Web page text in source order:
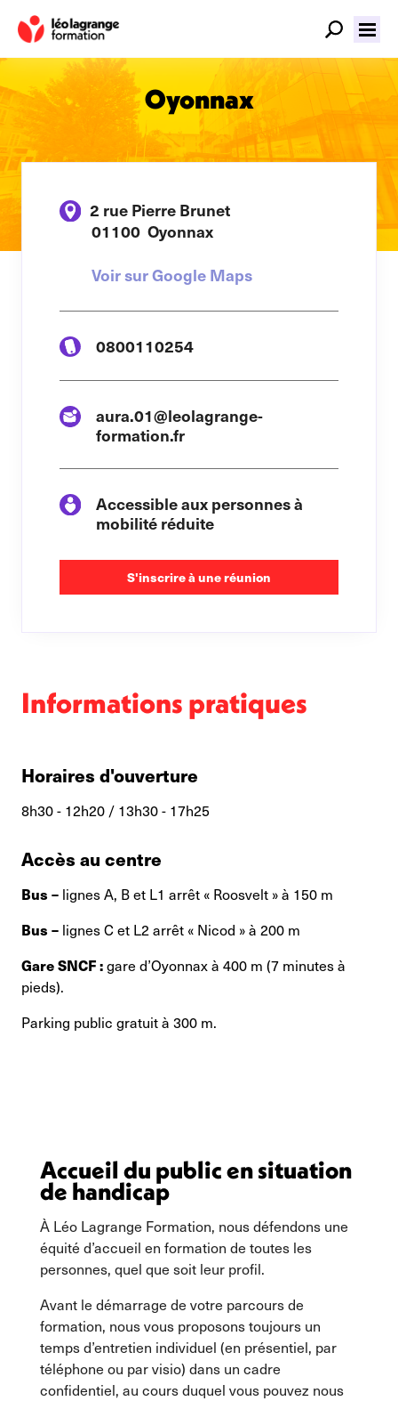
Oyonnax
Informations pratiques
Horaires d'ouverture
8h30 - 12h20 / 13h30 - 17h25
Accès au centre
Bus – lignes A, B et L1 arrêt « Roosvelt » à 150 m
Bus – lignes C et L2 arrêt « Nicod » à 200 m
Gare SNCF :gare d’Oyonnax à 400 m (7 minutes à
pieds).
Parking public gratuit à 300 m.
2 rue Pierre Brunet
01100 Oyonnax
Voir sur Google Maps
0800110254
aura.01@leolagrange-
formation.fr
Accessible aux personnes à
mobilité réduite
S'inscrire à une réunion
Accueil du public en situation
de handicap
À Léo Lagrange Formation, nous défendons une
équité d’accueil en formation de toutes les
personnes, quel que soit leur profil.
Avant le démarrage de votre parcours de
formation, nous vous proposons toujours un
temps d’entretien individuel (en présentiel, par
téléphone ou par visio) dans un cadre
confidentiel, au cours duquel vous pouvez nous